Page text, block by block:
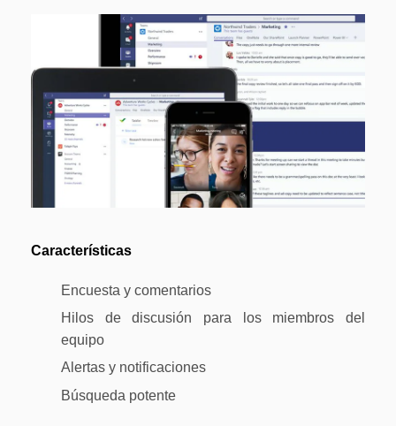
Características
Encuesta y comentarios
Hilos de discusión para los miembros del
equipo
Alertas y notificaciones
Búsqueda potente